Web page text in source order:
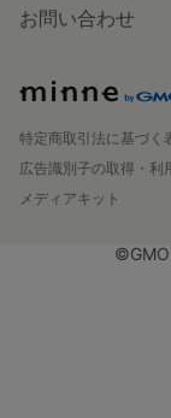
お問い合わせ
特定商取引法に基づく
広告識別子の取得・利
メディアキット